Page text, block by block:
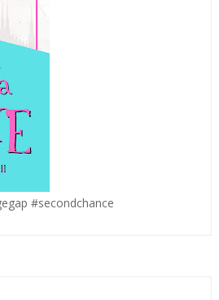
#secondchance